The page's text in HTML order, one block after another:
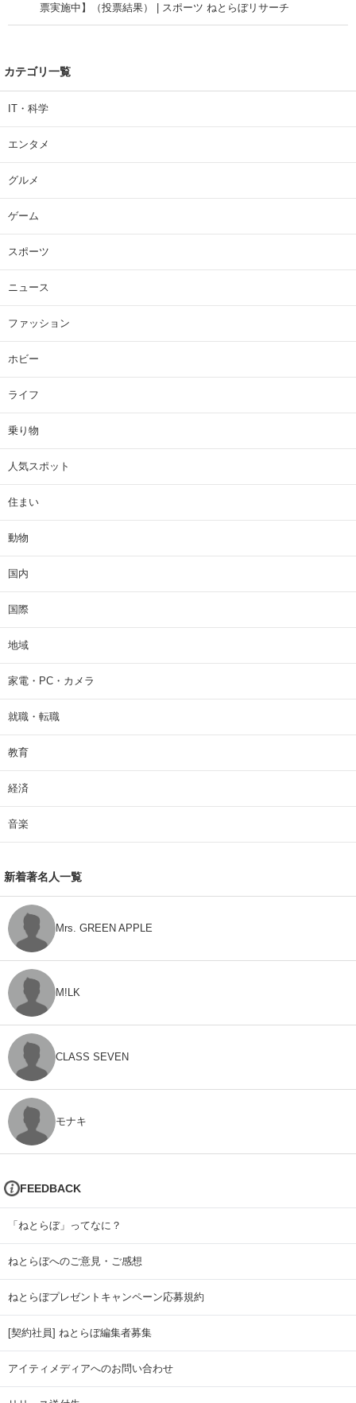
票実施中】（投票結果） | スポーツ ねとらぼリサーチ
カテゴリ一覧
IT・科学
エンタメ
グルメ
ゲーム
スポーツ
ニュース
ファッション
ホビー
ライフ
乗り物
人気スポット
住まい
動物
国内
国際
地域
家電・PC・カメラ
就職・転職
教育
経済
音楽
新着著名人一覧
Mrs. GREEN APPLE
M!LK
CLASS SEVEN
モナキ
FEEDBACK
「ねとらぼ」ってなに？
ねとらぼへのご意見・ご感想
ねとらぼプレゼントキャンペーン応募規約
[契約社員] ねとらぼ編集者募集
アイティメディアへのお問い合わせ